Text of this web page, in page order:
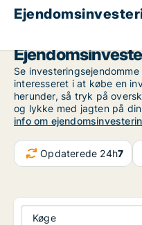
Se
interesseret i at købe en
herunder, så tryk på
og lykke med jagten på
info om
Opdaterede 24h7
Køge